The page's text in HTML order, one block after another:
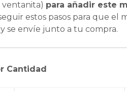
ventanita) para añadir este
estos pasos para que el
se envíe junto a tu compra.
Cantidad